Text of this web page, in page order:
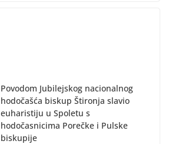
Povodom Jubilejskog nacionalnog
hodočašća biskup Štironja slavio
euharistiju u Spoletu s
hodočasnicima Porečke i Pulske
biskupije